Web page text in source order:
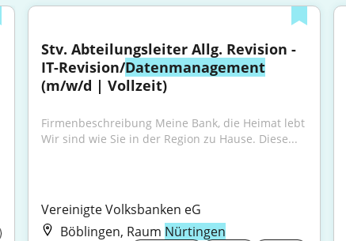
Stv. Abteilungsleiter Allg. Revision -
IT-Revision/Datenmanagement
(m/w/d | Vollzeit)
Firmenbeschreibung Meine Bank, die Heimat lebt
Wir sind wie Sie in der Region zu Hause. Diese...
Vereinigte Volksbanken eG
Böblingen, Raum Nürtingen